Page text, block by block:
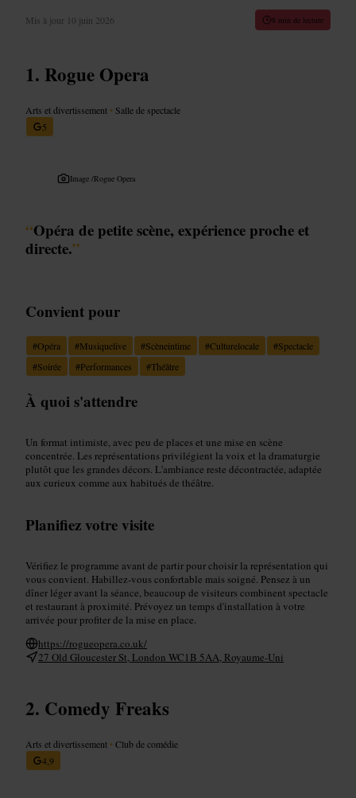
Mis à jour 10 juin 2026 8 min de lecture
Rogue Opera
Arts et divertissement • Salle de spectacle
5
Image /Rogue Opera
“Opéra de petite scène, expérience proche et
directe.”
Convient pour
#Opéra #Musiquelive #Scèneintime #Culturelocale #Spectacle
#Soirée #Performances #Théâtre
À quoi s'attendre
Un format intimiste, avec peu de places et une mise en scène
concentrée. Les représentations privilégient la voix et la dramaturgie
plutôt que les grandes décors. L'ambiance reste décontractée, adaptée
aux curieux comme aux habitués de théâtre.
Planifiez votre visite
Vérifiez le programme avant de partir pour choisir la représentation qui
vous convient. Habillez-vous confortable mais soigné. Pensez à un
dîner léger avant la séance, beaucoup de visiteurs combinent spectacle
et restaurant à proximité. Prévoyez un temps d'installation à votre
arrivée pour profiter de la mise en place.
https://rogueopera.co.uk/
27 Old Gloucester St, London WC1B 5AA, Royaume-Uni
Comedy Freaks
Arts et divertissement •Club de comédie
4,9